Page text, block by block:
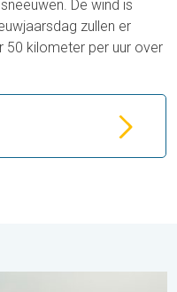
De wind is
zullen er
50 kilometer per uur over
40 graden. . . dinsdag